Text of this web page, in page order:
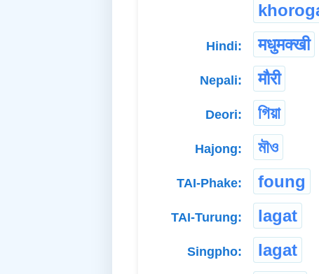
Hindi: मधुमक्खी
Nepali: मौरी
Deori: গিয়া
Hajong: মৗও
TAI-Phake: foung
TAI-Turung: lagat
Singpho: lagat